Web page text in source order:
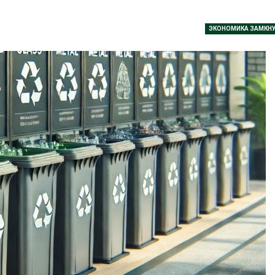
ЭКОНОМИКА
места произрастания
краснокнижных растений
Учёные научили салат
производить «животный»
белок для растительного
мяса
Засуха в Индонезии
увеличила производство
соли почти в 20 раз
Авг 6, 2026
В пяти странах Амазонии
задержали более 800
человек в ходе операции
против экологических
В
последствия
химикатов
на складе
Авг 6, 2026
Изменение
меняет
по всему миру
Авг 6, 2026
В Австралии
стоимость
солнечных
бизнеса
Авг 6, 2026
Москвариум
летие
фестивалем